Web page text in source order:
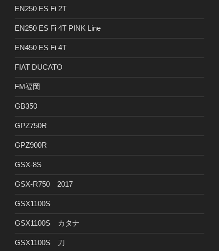
EN250 ES Fi 2T
EN250 ES Fi 4T PINK Line
EN450 ES Fi 4T
FIAT DUCATO
FM福岡
GB350
GPZ750R
GPZ900R
GSX-8S
GSX-R750 2017
GSX1100S
GSX1100S カタナ
GSX1100S 刀